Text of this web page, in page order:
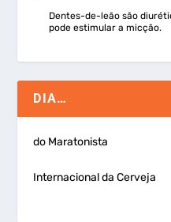
Dentes-de-leão são
pode estimular a micção.
DIA…
do Maratonista
Internacional da Cerveja